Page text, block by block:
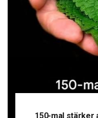
150-mal stärker